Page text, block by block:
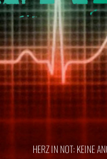
HERZ IN NOT: KEINE